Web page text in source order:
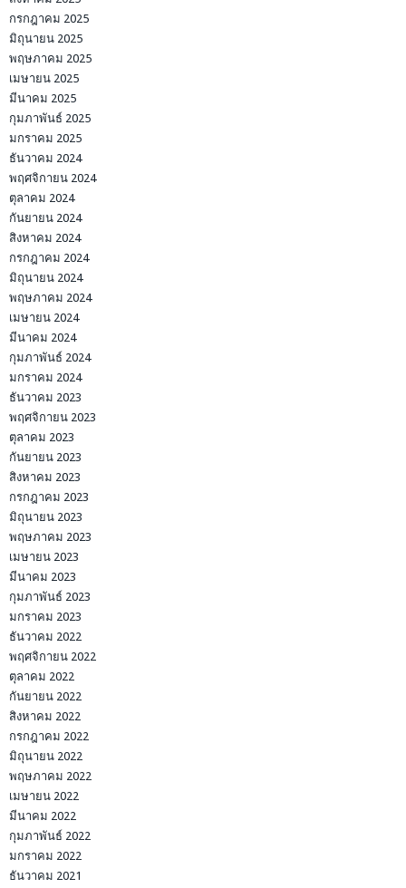
กรกฎาคม 2025
มิถุนายน 2025
พฤษภาคม 2025
เมษายน 2025
มีนาคม 2025
กุมภาพันธ์ 2025
มกราคม 2025
ธันวาคม 2024
พฤศจิกายน 2024
ตุลาคม 2024
กันยายน 2024
สิงหาคม 2024
กรกฎาคม 2024
มิถุนายน 2024
พฤษภาคม 2024
เมษายน 2024
มีนาคม 2024
กุมภาพันธ์ 2024
มกราคม 2024
ธันวาคม 2023
พฤศจิกายน 2023
ตุลาคม 2023
กันยายน 2023
สิงหาคม 2023
กรกฎาคม 2023
มิถุนายน 2023
พฤษภาคม 2023
เมษายน 2023
มีนาคม 2023
กุมภาพันธ์ 2023
มกราคม 2023
ธันวาคม 2022
พฤศจิกายน 2022
ตุลาคม 2022
กันยายน 2022
สิงหาคม 2022
กรกฎาคม 2022
มิถุนายน 2022
พฤษภาคม 2022
เมษายน 2022
มีนาคม 2022
กุมภาพันธ์ 2022
มกราคม 2022
ธันวาคม 2021